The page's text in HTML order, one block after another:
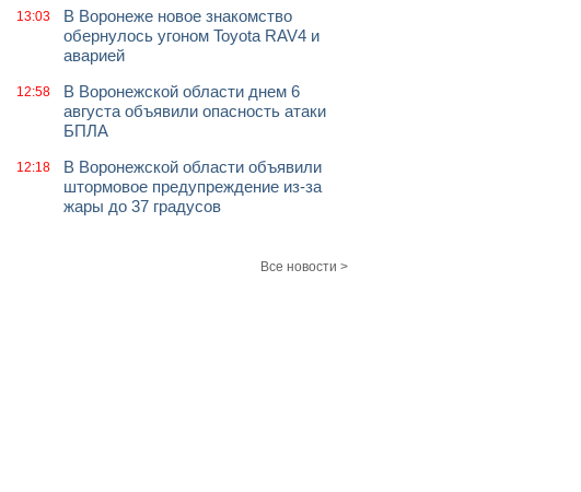
13:03
В Воронеже новое знакомство
обернулось угоном Toyota RAV4 и
аварией
12:58
В Воронежской области днем 6
августа объявили опасность атаки
БПЛА
12:18
В Воронежской области объявили
штормовое предупреждение из-за
жары до 37 градусов
Все новости >